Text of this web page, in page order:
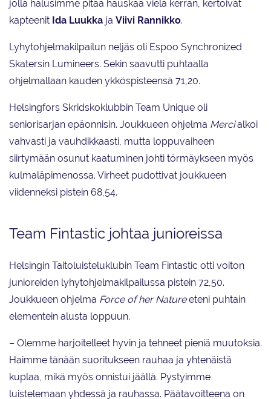
jolla halusimme pitää hauskaa vielä kerran, kertoivat
kapteenit Ida Luukka ja Viivi Rannikko.
Lyhytohjelmakilpailun neljäs oli Espoo Synchronized
Skatersin Lumineers. Sekin saavutti puhtaalla
ohjelmallaan kauden ykköspisteensä 71,20.
Helsingfors Skridskoklubbin Team Unique oli
seniorisarjan epäonnisin. Joukkueen ohjelma Mercialkoi
vahvasti ja vauhdikkaasti, mutta loppuvaiheen
siirtymään osunut kaatuminen johti törmäykseen myös
kulmaläpimenossa. Virheet pudottivat joukkueen
viidenneksi pistein 68,54.
Team Fintastic johtaa junioreissa
Helsingin Taitoluisteluklubin Team Fintastic otti voiton
junioreiden lyhytohjelmakilpailussa pistein 72,50.
Joukkueen ohjelma Force of her Natureeteni puhtain
elementein alusta loppuun.
– Olemme harjoitelleet hyvin ja tehneet pieniä muutoksia.
Haimme tänään suoritukseen rauhaa ja yhtenäistä
kuplaa, mikä myös onnistui jäällä. Pystyimme
luistelemaan yhdessä ja rauhassa. Päätavoitteena on